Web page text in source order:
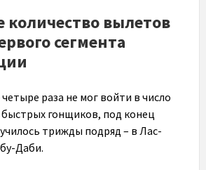
вылетов
сегмента
раза не мог войти в число
гонщиков, под конец
трижды подряд – в Лас-
Даби.